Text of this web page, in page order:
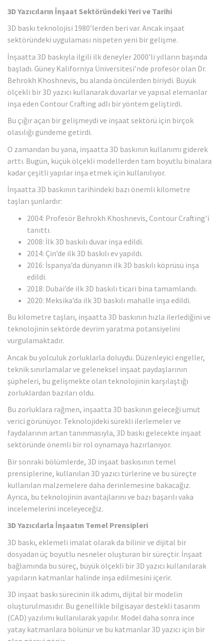
3D Yazıcıların İnşaat Sektöründeki Yeri ve Tarihi
3D baskı teknolojisi 1980’lerden beri var. Ancak inşaat
sektöründeki uygulaması nispeten yeni bir gelişme.
İnşaatta 3D baskıyla ilgili ilk deneyler 2000’li yılların başında
başladı. Güney Kaliforniya Üniversitesi’nde profesör olan Dr.
Behrokh Khoshnevis, bu alanda öncülerden biriydi. Büyük
ölçekli bir 3D yazıcı kullanarak duvarlar ve yapısal elemanlar
inşa eden Contour Crafting adlı bir yöntem geliştirdi.
Bu çığır açan bir gelişmeydi ve inşaat sektörü için birçok
olasılığı gündeme getirdi.
O zamandan bu yana, inşaatta 3D baskının kullanımı giderek
arttı. Bugün, küçük ölçekli modellerden tam boyutlu binalara
kadar çeşitli yapılar inşa etmek için kullanılıyor.
İnşaatta 3D baskının tarihindeki bazı önemli kilometre
taşları şunlardır:
2004: Profesör Behrokh Khoshnevis, Contour Crafting’i
tanıttı.
2008: İlk 3D baskılı duvar inşa edildi.
2014: Çin’de ilk 3D baskılı ev yapıldı.
2016: İspanya’da dünyanın ilk 3D baskılı köprüsü inşa
edildi.
2018: Dubai’de ilk 3D baskılı ticari bina tamamlandı.
2020: Meksika’da ilk 3D baskılı mahalle inşa edildi.
Bu kilometre taşları, inşaatta 3D baskının hızla ilerlediğini ve
teknolojinin sektörde devrim yaratma potansiyelini
vurgulamaktadır.
Ancak bu yolculuk zorluklarla doluydu. Düzenleyici engeller,
teknik sınırlamalar ve geleneksel inşaat paydaşlarının
şüpheleri, bu gelişmekte olan teknolojinin karşılaştığı
zorluklardan bazıları oldu.
Bu zorluklara rağmen, inşaatta 3D baskının geleceği umut
verici görünüyor. Teknolojideki sürekli ilerlemeler ve
faydalarının artan tanınmasıyla, 3D baskı gelecekte inşaat
sektöründe önemli bir rol oynamaya hazırlanıyor.
Bir sonraki bölümlerde, 3D inşaat baskısının temel
prensiplerine, kullanılan 3D yazıcı türlerine ve bu süreçte
kullanılan malzemelere daha derinlemesine bakacağız.
Ayrıca, bu teknolojinin avantajlarını ve bazı başarılı vaka
incelemelerini inceleyeceğiz.
3D Yazıcılarla İnşaatın Temel Prensipleri
3D baskı, eklemeli imalat olarak da bilinir ve dijital bir
dosyadan üç boyutlu nesneler oluşturan bir süreçtir. İnşaat
bağlamında bu süreç, büyük ölçekli bir 3D yazıcı kullanılarak
yapıların katmanlar halinde inşa edilmesini içerir.
3D inşaat baskı sürecinin ilk adımı, dijital bir modelin
oluşturulmasıdır. Bu genellikle bilgisayar destekli tasarım
(CAD) yazılımı kullanılarak yapılır. Model daha sonra ince
yatay katmanlara bölünür ve bu katmanlar 3D yazıcı için bir